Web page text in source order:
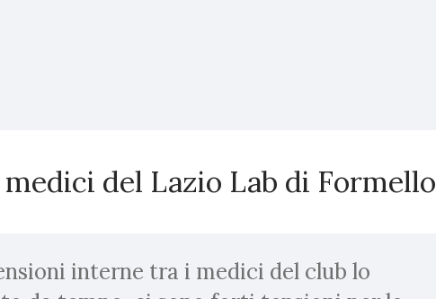
del Lazio Lab di Formello
interne tra i medici del club lo